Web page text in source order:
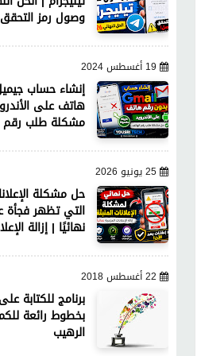
وصول رمز التحقق Telegram
19 أغسطس 2024
إنشاء حساب
مشكلة طلب رقم
25 يونيو 2026
حل مشكلة
التي تظهر فجأة
نهائيًا | إزالة
22 أغسطس 2018
برنامج للكتابة
بخطوط رائعة
الرهيب